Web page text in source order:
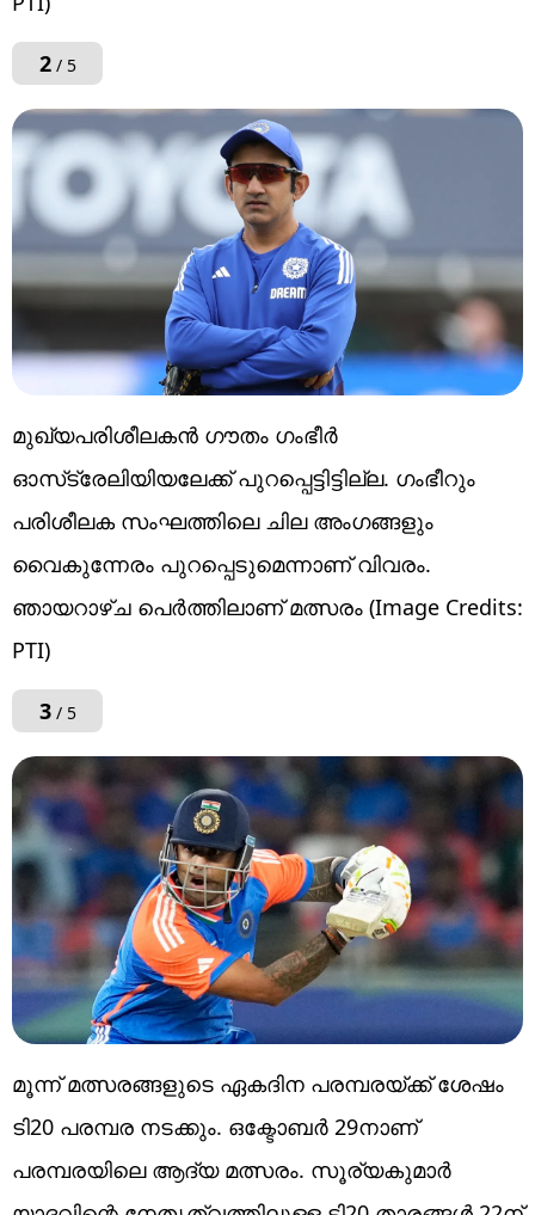
2/ 5
മുഖ്യപരിശീലകന്‍ ഗൗതം ഗംഭീര്‍
ഓസ്‌ട്രേലിയിയലേക്ക് പുറപ്പെട്ടിട്ടില്ല. ഗംഭീറും
പരിശീലക സംഘത്തിലെ ചില അംഗങ്ങളും
വൈകുന്നേരം പുറപ്പെടുമെന്നാണ് വിവരം.
ഞായറാഴ്ച പെര്‍ത്തിലാണ് മത്സരം (Image Credits:
PTI)
3/ 5
മൂന്ന് മത്സരങ്ങളുടെ ഏകദിന പരമ്പരയ്ക്ക് ശേഷം
ടി20 പരമ്പര നടക്കും. ഒക്ടോബര്‍ 29നാണ്
പരമ്പരയിലെ ആദ്യ മത്സരം. സൂര്യകുമാര്‍